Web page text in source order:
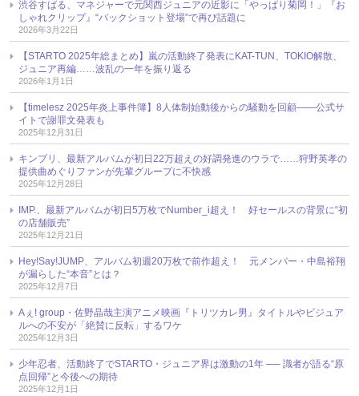
渋谷すばる、マネジャーで元関西ジュニアの近影に「やっぱり菊岡！」『お
しゃれクリップ』“バックショット登場”で再び話題に
2026年3月22日
【STARTO 2025年総まとめ】嵐の活動終了発表にKAT-TUN、TOKIO解散、
ジュニア再編……波乱の一年を振り返る
2026年1月1日
【timelesz 2025年炎上事件簿】8人体制始動後からの騒動を回顧――公式サ
イトで謝罪文発表も
2025年12月31日
キンプリ、最新アルバムが初日22万超えの好調発進のウラで……狩野英孝の
提供曲めぐりファンが先輩グループに不快感
2025年12月28日
IMP.、最新アルバムが初日5万枚でNumber_i超え！ 好セールスの背景に“初
の店舗販売”
2025年12月21日
Hey!Say!JUMP、アルバム初週20万枚で前作超え！ 元メンバー・中島裕翔
が漏らした“本音”とは？
2025年12月7日
Aぇ! group・佐野晶哉主演アニメ映画『トリツカレ男』タイトルやビジュア
ルへの不安が「絶賛に反転」するワケ
2025年12月3日
少年忍者、活動終了でSTARTO・ジュニア界は激動の1年 ── 識者が語る“原
点回帰”と今後への期待
2025年12月1日